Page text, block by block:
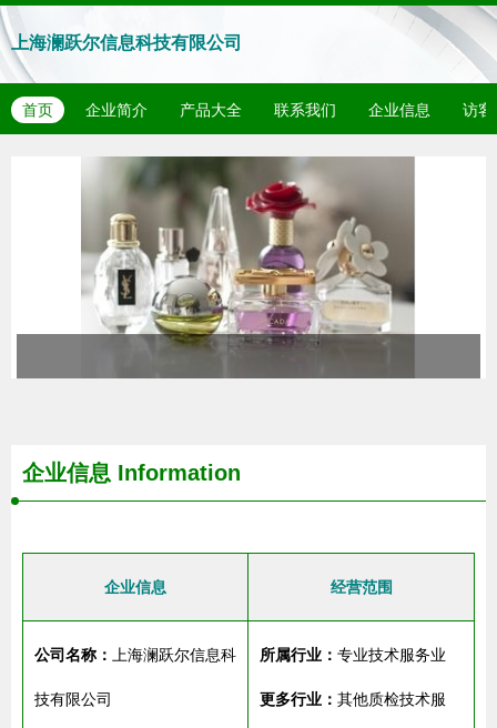
上海澜跃尔信息科技有限公司
首页 企业简介 产品大全 联系我们 企业信息 访客
企业信息 Information
企业信息 经营范围
公司名称： 上海澜跃尔信息科
技有限公司
所属行业： 专业技术服务业
更多行业： 其他质检技术服